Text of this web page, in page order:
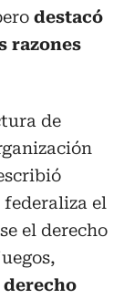
destacó
razones
de
el
el derecho
derecho